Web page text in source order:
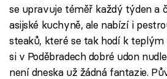
se upravuje téměř každý týden a
asijské kuchyně, ale nabízí i
steaků, které se tak hodí k
si v Poděbradech dobré udon
není dneska už žádná fantazie.